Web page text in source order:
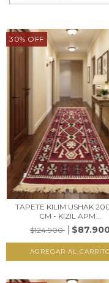
30% OFF
TAPETE KILIM USHAK
CM - KIZIL APM...
$124.900